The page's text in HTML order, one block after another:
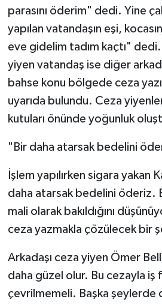
parasını öderim" dedi. Yine
yapılan vatandaşın eşi,
eve gidelim tadım kaçtı" dedi.
yiyen vatandaş ise diğer
bahse konu bölgede ceza
uyarıda bulundu. Ceza
kutuları önünde yoğunluk
"Bir daha atarsak bedelini
İşlem yapılırken sigara yakan
daha atarsak bedelini öderiz.
mali olarak bakıldığını
ceza yazmakla çözülecek bir
Arkadaşı ceza yiyen Ömer
daha güzel olur. Bu cezayla iş
çevrilmemeli. Başka şeylerde